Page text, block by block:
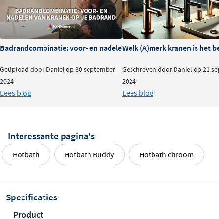
Badrandcombinatie: voor- en nadelen van kranen op je badrand
Geüpload door Daniel op 30 september
2024
Lees blog
Welk (A)merk kranen is het
Geschreven door Daniel op 21
2024
Lees blog
Interessante pagina's
Hotbath Hotbath Buddy Hotbath chroom
Specificaties
Product